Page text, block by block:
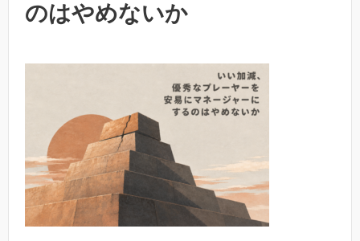
のはやめないか